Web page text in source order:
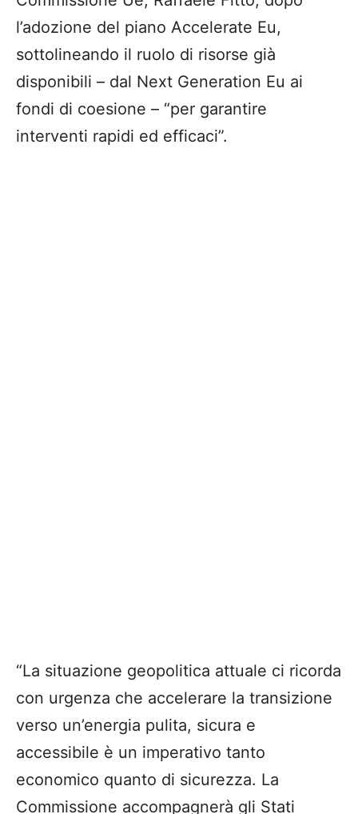
l’adozione del piano Accelerate Eu,
sottolineando il ruolo di risorse già
disponibili – dal Next Generation Eu ai
fondi di coesione – “per garantire
interventi rapidi ed efficaci”.
“La situazione geopolitica attuale ci ricorda
con urgenza che accelerare la transizione
verso un’energia pulita, sicura e
accessibile è un imperativo tanto
economico quanto di sicurezza. La
Commissione accompagnerà gli Stati